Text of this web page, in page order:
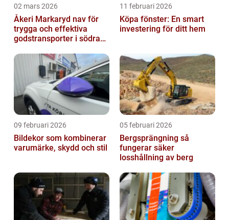
02 mars 2026
Åkeri Markaryd nav för
trygga och effektiva
godstransporter i södra
11 februari 2026
Köpa fönster: En smart
investering för ditt hem
09 februari 2026
Bildekor som kombinerar
varumärke, skydd och stil
05 februari 2026
Bergsprängning så
fungerar säker
losshållning av berg